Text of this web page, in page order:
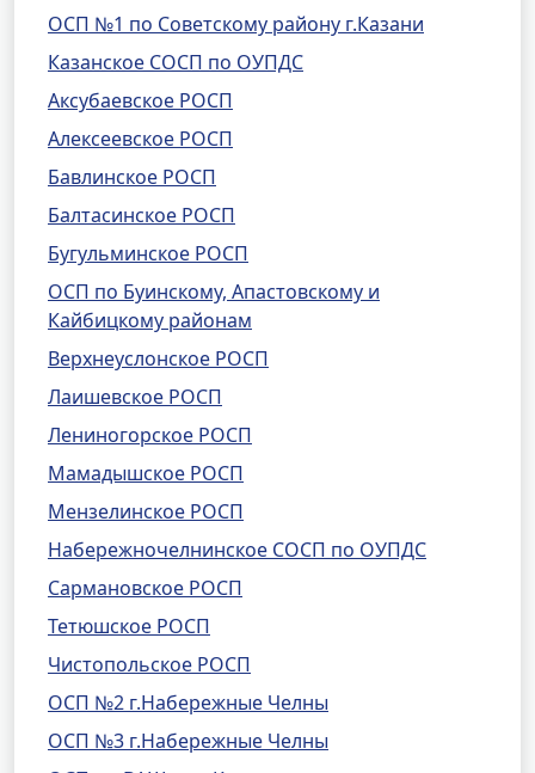
ОСП №1 по Советскому району г.Казани
Казанское СОСП по ОУПДС
Аксубаевское РОСП
Алексеевское РОСП
Бавлинское РОСП
Балтасинское РОСП
Бугульминское РОСП
ОСП по Буинскому, Апастовскому и
Кайбицкому районам
Верхнеуслонское РОСП
Лаишевское РОСП
Лениногорское РОСП
Мамадышское РОСП
Мензелинское РОСП
Набережночелнинское СОСП по ОУПДС
Сармановское РОСП
Тетюшское РОСП
Чистопольское РОСП
ОСП №2 г.Набережные Челны
ОСП №3 г.Набережные Челны